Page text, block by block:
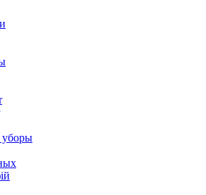
уборы